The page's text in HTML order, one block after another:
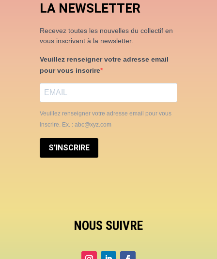
LA NEWSLETTER
Recevez toutes les nouvelles du collectif en
vous inscrivant à la newsletter.
Veuillez renseigner votre adresse email
pour vous inscrire
Veuillez renseigner votre adresse email pour vous
inscrire. Ex. : abc@xyz.com
S'INSCRIRE
NOUS SUIVRE